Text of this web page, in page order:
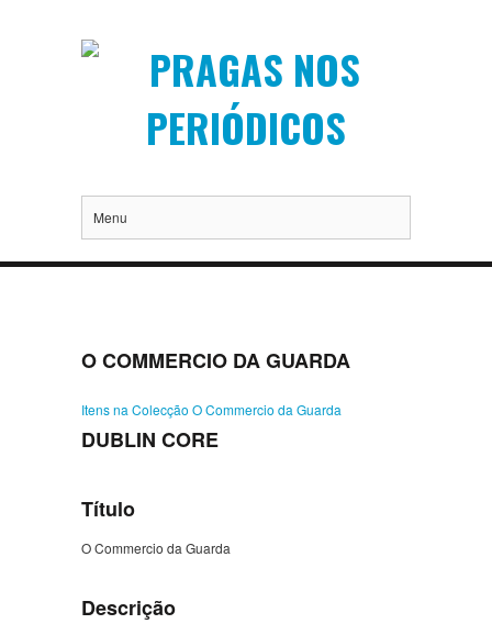
Menu
O COMMERCIO DA GUARDA
Itens na Colecção O Commercio da Guarda
DUBLIN CORE
Título
O Commercio da Guarda
Descrição